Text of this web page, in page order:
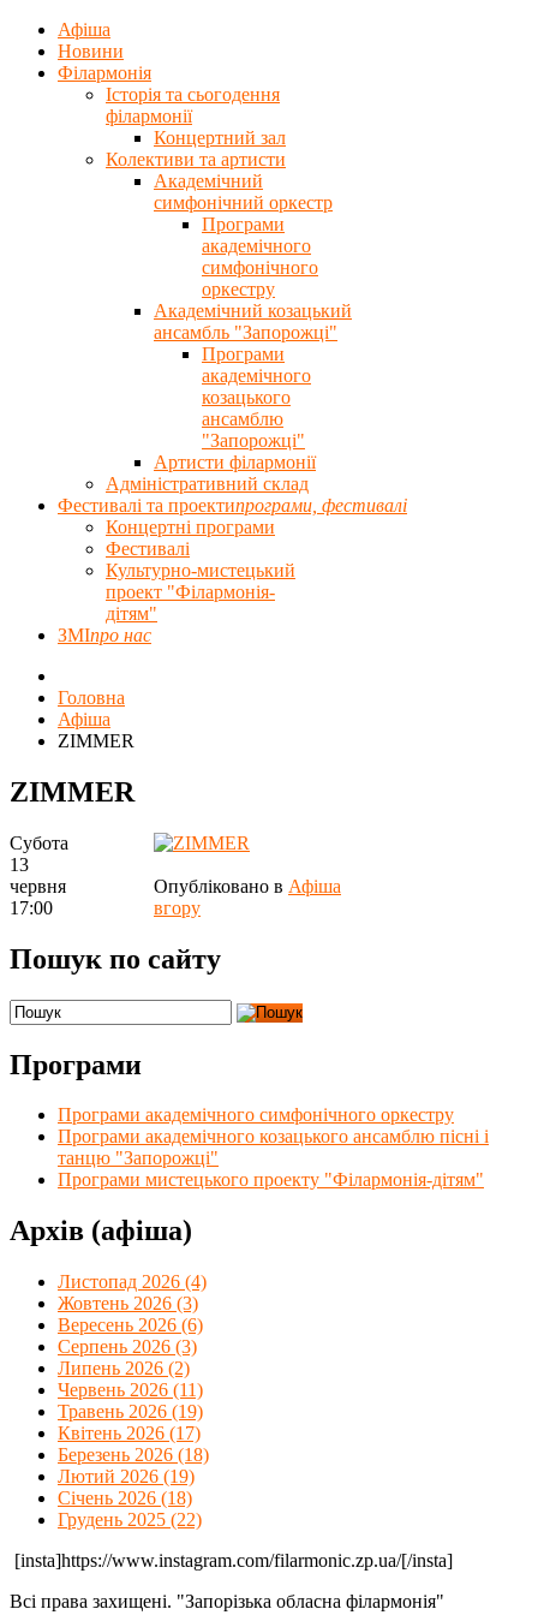
Афіша
Новини
Філармонія
Історія та сьогодення
філармонії
Концертний зал
Колективи та артисти
Академічний
симфонічний оркестр
Програми
академічного
симфонічного
оркестру
Академічний козацький
ансамбль "Запорожці"
Програми
академічного
козацького
ансамблю
"Запорожці"
Артисти філармонії
Адміністративний склад
Фестивалі та проектипрограми, фестивалi
Концертнi програми
Фестивалі
Культурно-мистецький
проект "Філармонія-
дітям"
ЗМІпро нас
Головна
Афіша
ZIMMER
ZIMMER
Субота
13
червня
17:00
Опубліковано в Афіша
вгору
Пошук по сайту
Програми
Програми академічного симфонічного оркестру
Програми академічного козацького ансамблю пісні і
танцю "Запорожці"
Програми мистецького проекту "Філармонія-дітям"
Архів (афіша)
Листопад 2026 (4)
Жовтень 2026 (3)
Вересень 2026 (6)
Серпень 2026 (3)
Липень 2026 (2)
Червень 2026 (11)
Травень 2026 (19)
Квітень 2026 (17)
Березень 2026 (18)
Лютий 2026 (19)
Січень 2026 (18)
Грудень 2025 (22)
[insta]https://www.instagram.com/filarmonic.zp.ua/[/insta]
Всі права захищені. "Запорізька обласна філармонія"